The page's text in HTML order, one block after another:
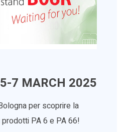
7 MARCH 2025
per scoprire la
PA 6 e PA 66!